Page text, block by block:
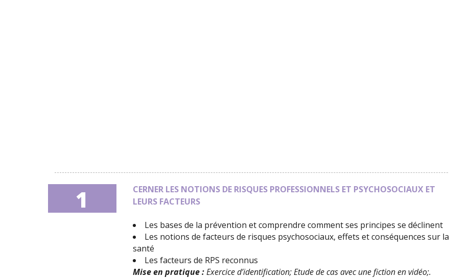
1
CERNER LES NOTIONS DE RISQUES PROFESSIONNELS ET PSYCHOSOCIAUX ET
LEURS FACTEURS
Les bases de la prévention et comprendre comment ses principes se déclinent
Les notions de facteurs de risques psychosociaux, effets et conséquences sur la
santé
Les facteurs de RPS reconnus
Mise en pratique :Exercice d’identification; Etude de cas avec une fiction en vidéo;.